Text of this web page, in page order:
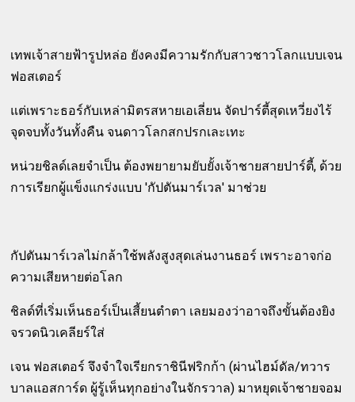
เทพเจ้าสายฟ้ารูปหล่อ ยังคงมีความรักกับสาวชาวโลกแบบเจน
ฟอสเตอร์
แต่เพราะธอร์กับเหล่ามิตรสหายเอเลี่ยน จัดปาร์ตี้สุดเหวี่ยงไร้
จุดจบทั้งวันทั้งคืน จนดาวโลกสกปรกเละเทะ
หน่วยชิลด์เลยจำเป็น ต้องพยายามยับยั้งเจ้าชายสายปาร์ตี้, ด้วย
การเรียกผู้แข็งแกร่งแบบ 'กัปตันมาร์เวล' มาช่วย
กัปตันมาร์เวลไม่กล้าใช้พลังสูงสุดเล่นงานธอร์ เพราะอาจก่อ
ความเสียหายต่อโลก
ชิลด์ที่เริ่มเห็นธอร์เป็นเสี้ยนตำตา เลยมองว่าอาจถึงขั้นต้องยิง
จรวดนิวเคลียร์ใส่
เจน ฟอสเตอร์ จึงจำใจเรียกราชินีฟริกก้า (ผ่านไฮม์ดัล/ทวาร
บาลแอสการ์ด ผู้รู้เห็นทุกอย่างในจักรวาล) มาหยุดเจ้าชายจอม